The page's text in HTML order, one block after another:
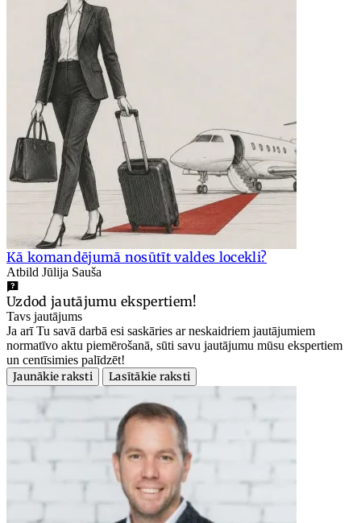
Kā komandējumā nosūtīt valdes locekli?
Atbild Jūlija Sauša
Uzdod jautājumu ekspertiem!
Tavs jautājums
Ja arī Tu savā darbā esi saskāries ar neskaidriem jautājumiem
normatīvo aktu piemērošanā, sūti savu jautājumu mūsu ekspertiem
un centīsimies palīdzēt!
Jaunākie raksti
Lasītākie raksti